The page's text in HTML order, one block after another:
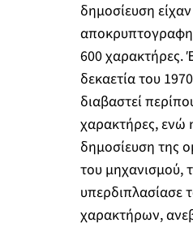
δημοσίευση είχαν
600 χαρακτήρες.
δεκαετία του
διαβαστεί
χαρακτήρες, ενώ
δημοσίευση της
του μηχανισμού,
υπερδιπλασίασε
χαρακτήρων,